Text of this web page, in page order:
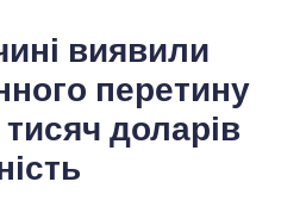
виявили
перетину
доларів